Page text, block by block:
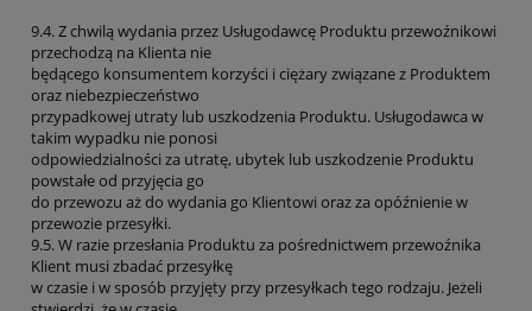
9.4. Z chwilą wydania przez Usługodawcę Produktu przewoźnikowi
przechodzą na Klienta nie
będącego konsumentem korzyści i ciężary związane z Produktem
oraz niebezpieczeństwo
przypadkowej utraty lub uszkodzenia Produktu. Usługodawca w
takim wypadku nie ponosi
odpowiedzialności za utratę, ubytek lub uszkodzenie Produktu
powstałe od przyjęcia go
do przewozu aż do wydania go Klientowi oraz za opóźnienie w
przewozie przesyłki.
9.5. W razie przesłania Produktu za pośrednictwem przewoźnika
Klient musi zbadać przesyłkę
w czasie i w sposób przyjęty przy przesyłkach tego rodzaju. Jeżeli